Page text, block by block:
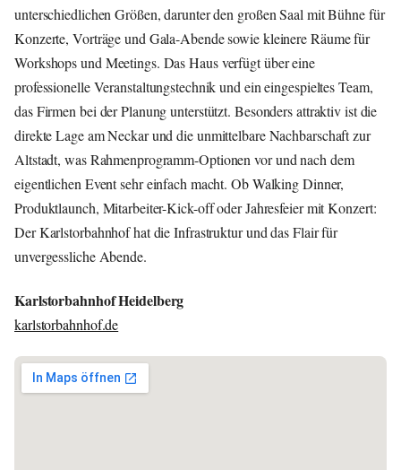
unterschiedlichen Größen, darunter den großen Saal mit Bühne für
Konzerte, Vorträge und Gala-Abende sowie kleinere Räume für
Workshops und Meetings. Das Haus verfügt über eine
professionelle Veranstaltungstechnik und ein eingespieltes Team,
das Firmen bei der Planung unterstützt. Besonders attraktiv ist die
direkte Lage am Neckar und die unmittelbare Nachbarschaft zur
Altstadt, was Rahmenprogramm-Optionen vor und nach dem
eigentlichen Event sehr einfach macht. Ob Walking Dinner,
Produktlaunch, Mitarbeiter-Kick-off oder Jahresfeier mit Konzert:
Der Karlstorbahnhof hat die Infrastruktur und das Flair für
unvergessliche Abende.
Karlstorbahnhof Heidelberg
karlstorbahnhof.de